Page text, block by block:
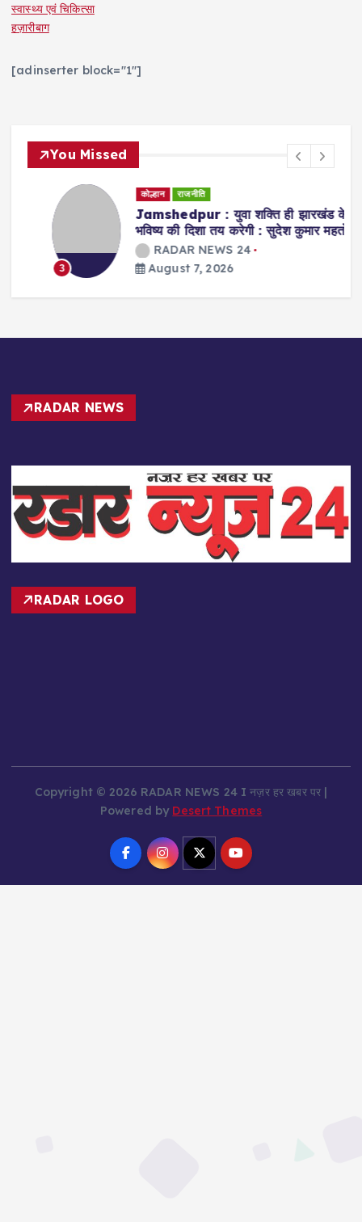
स्वास्थ्य एवं चिकित्सा
हज़ारीबाग
[adinserter block="1"]
You Missed
कोल्हान राजनीति
Jamshedpur : युवा शक्ति ही झारखंड के
भविष्य की दिशा तय करेगी : सुदेश कुमार महतो
RADAR NEWS 24
August 7, 2026
RADAR NEWS
RADAR LOGO
Copyright © 2026 RADAR NEWS 24 I नज़र हर खबर पर |
Powered by Desert Themes